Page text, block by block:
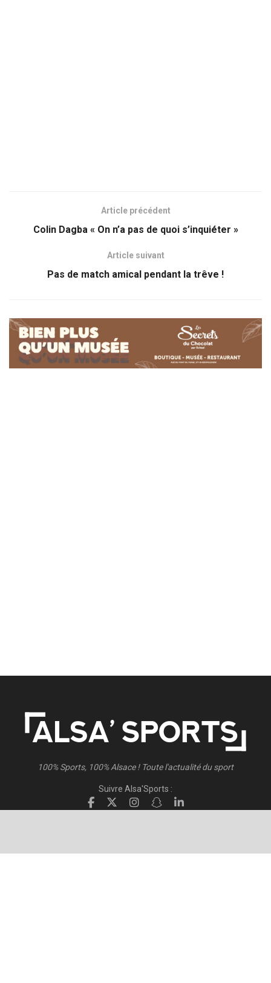
Article précédent
Colin Dagba « On n’a pas de quoi s’inquiéter »
Article suivant
Pas de match amical pendant la trêve !
100% Sports, 100% Alsace ! Toute l'actualité du sport
Suivre Alsa'Sports :